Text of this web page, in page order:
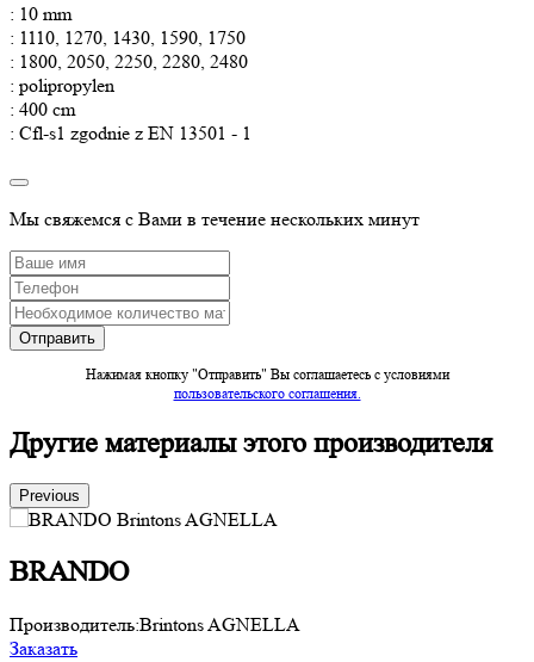
: 10 mm
: 1110, 1270, 1430, 1590, 1750
: 1800, 2050, 2250, 2280, 2480
: polipropylen
: 400 cm
: Cfl-s1 zgodnie z EN 13501 - 1
Мы свяжемся с Вами в течение нескольких минут
Нажимая кнопку "Отправить" Вы соглашаетесь c условиями
пользовательского соглашения.
Другие материалы этого производителя
Previous
BRANDO
Производитель:Brintons AGNELLA
Заказать